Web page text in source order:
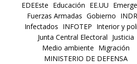
EDEEste Educación EE.UU
Fuerzas Armadas Gobierno
Infectados INFOTEP Interior y
Junta Central Electoral Justicia
Medio ambiente Migración
MINISTERIO DE DEFENSA